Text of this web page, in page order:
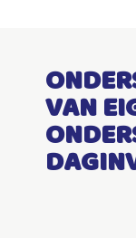
VAN